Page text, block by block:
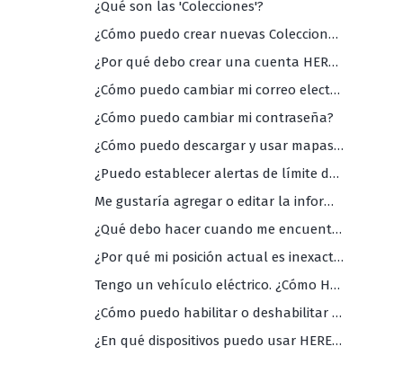
¿Qué son las 'Colecciones'?
¿Cómo puedo crear nuevas Colecciones?
¿Por qué debo crear una cuenta HERE WeGo?
¿Cómo puedo cambiar mi correo electrónico?
¿Cómo puedo cambiar mi contraseña?
¿Cómo puedo descargar y usar mapas sin conexión?
¿Puedo establecer alertas de límite de velocidad?
Me gustaría agregar o editar la información de mi negócio en sus mapas. ¿Cómo debo proceder?
¿Qué debo hacer cuando me encuentro con datos inexactos o faltantes en los mapas de WeGo?
¿Por qué mi posición actual es inexacta?
Tengo un vehículo eléctrico. ¿Cómo HERE WeGo puede ayudarme?
¿Cómo puedo habilitar o deshabilitar la información de tráfico?
¿En qué dispositivos puedo usar HERE WeGo?